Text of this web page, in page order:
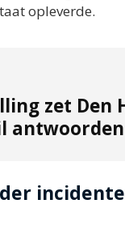
opleverde.
zet Den